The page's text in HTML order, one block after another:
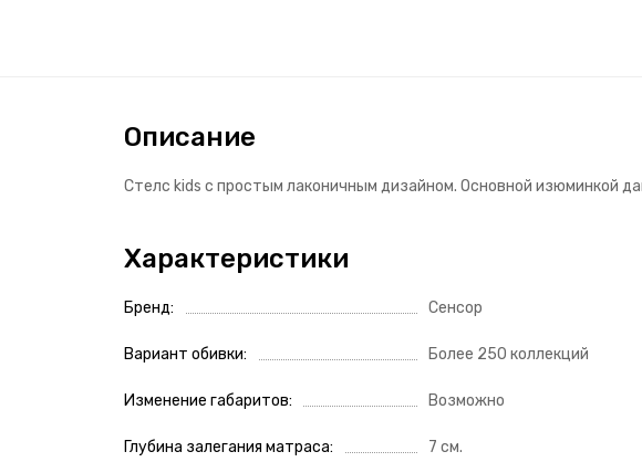
Описание
Стелс kids с простым лаконичным дизайном. Основной изюминкой
Характеристики
Бренд Сенсор
Вариант обивки Более 250 коллекций
Изменение габаритов Возможно
Глубина залегания матраса 7 см.